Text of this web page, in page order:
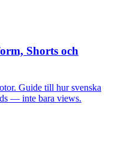
Shorts och
Guide till hur svenska
— inte bara views.